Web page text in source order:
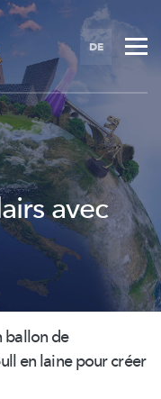
DE
avec
ballon de
en laine pour créer